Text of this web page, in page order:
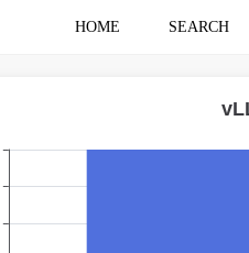
HOME SEARCH